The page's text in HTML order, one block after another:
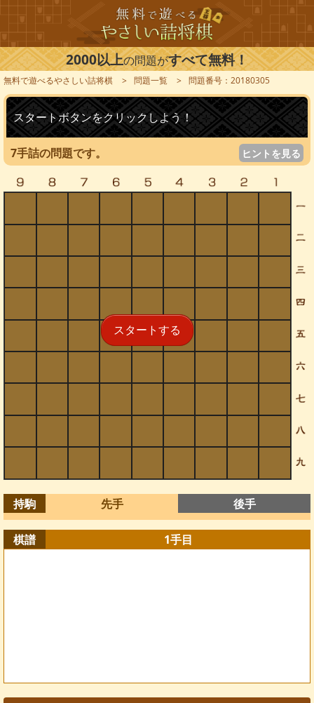
2000以上の問題がすべて無料！
無料で遊べるやさしい詰将棋 問題一覧 問題番号：20180305
スタートボタンをクリックしよう！
7手詰の問題です。 ヒントを見る
スタートする
持駒 先手 後手
棋譜 1手目